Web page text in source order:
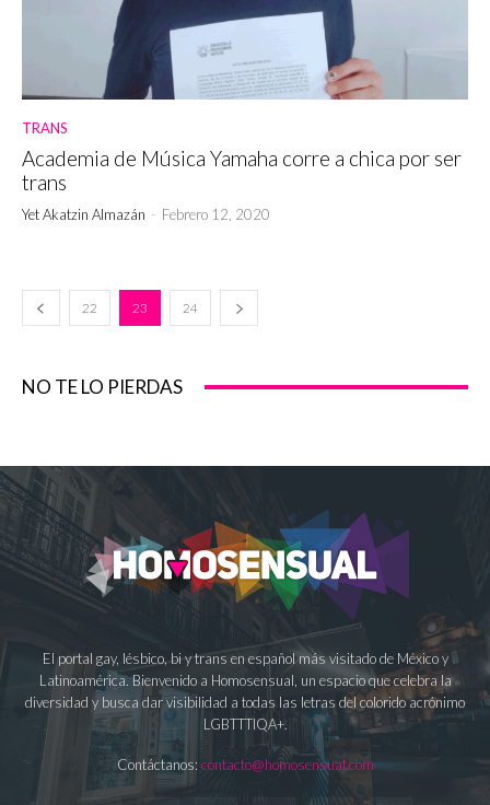
TRANS
Academia de Música Yamaha corre a chica por ser
trans
Yet Akatzin Almazán - Febrero 12, 2020
22 23 24
NO TE LO PIERDAS
El portal gay, lésbico, bi y trans en español más visitado de México y
Latinoamérica. Bienvenido a Homosensual, un espacio que celebra la
diversidad y busca dar visibilidad a todas las letras del colorido acrónimo
LGBTTTIQA+.
Contáctanos: contacto@homosensual.com